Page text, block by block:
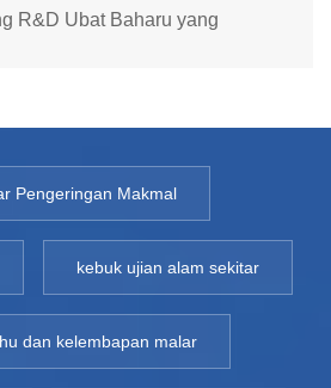
R&D Ubat Baharu yang
Pengeringan Makmal
kebuk ujian alam sekitar
dan kelembapan malar